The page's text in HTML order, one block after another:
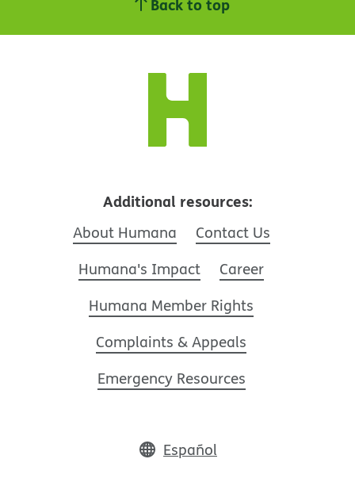
Back to top
Additional resources:
Español